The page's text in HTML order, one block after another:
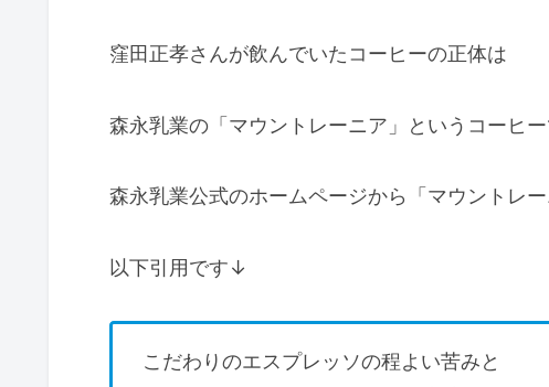
窪田正孝さんが飲んでいたコーヒーの正体は
森永乳業の「マウントレーニア」というコーヒー
森永乳業公式のホームページから「マウントレ
以下引用です↓
こだわりのエスプレッソの程よい苦みと